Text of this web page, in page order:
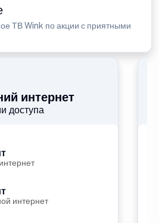
ТВ Wink по акции с приятными
интернет
доступа
интернет